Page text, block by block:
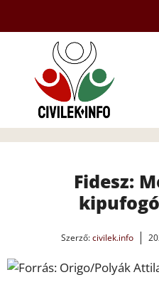
tartalomba
Fidesz:
Szerző:civilek.info